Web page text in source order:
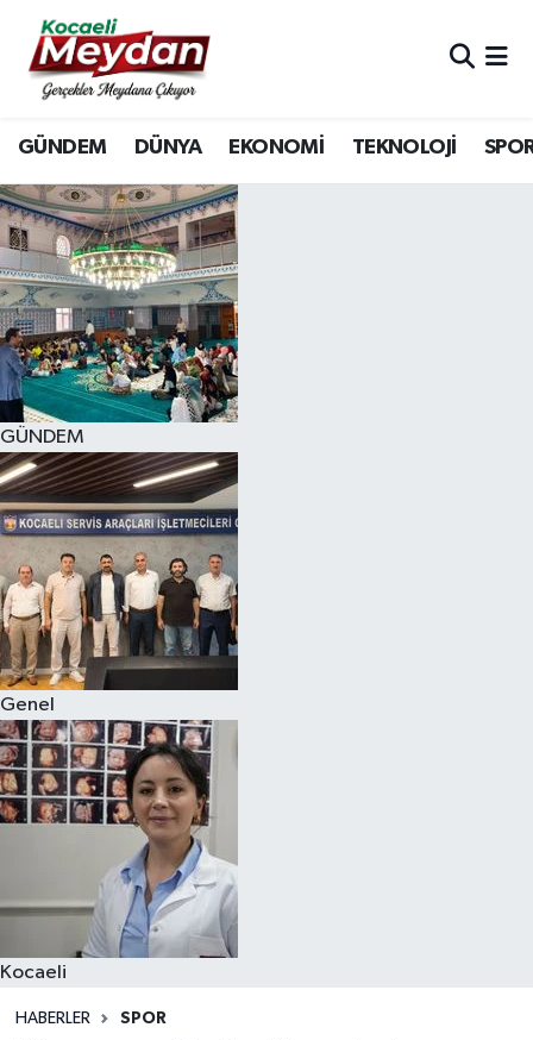
GÜNDEM DÜNYA EKONOMİ TEKNOLOJİ
GÜNDEM
Genel
Kocaeli
HABERLER SPOR
Nöbetçi Eczaneler
Hava Durumu
Trafik Durumu
Süper Lig Puan Durumu ve Fikstür
Tüm Manşetler
Son Dakika Haberleri
Haber Arşivi